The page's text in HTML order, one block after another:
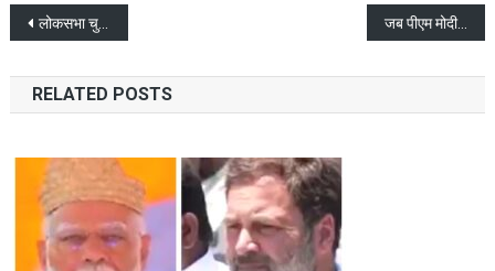
Post
navigation
लोकसभा चुनाव से ठीक पहले इलेक्शन कमिश्नर अरुण गोयल का इस्तीफा जब पीएम मोदी ने उठाया त्रिशूल, हर हर महादेव के जयकारों से गूंज उठी काशी
RELATED POSTS